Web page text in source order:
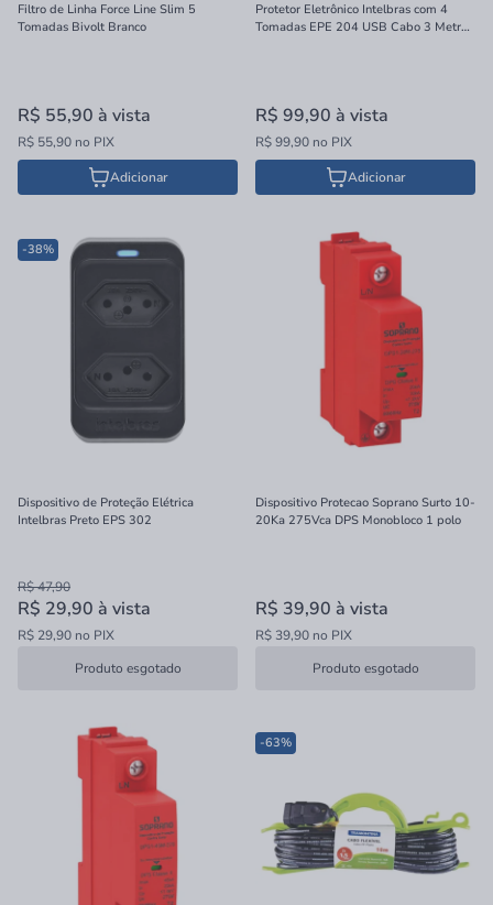
Filtro de Linha Force Line Slim 5
Tomadas Bivolt Branco
R$ 55,90 à vista
R$ 55,90 no PIX
Adicionar
Protetor Eletrônico Intelbras com 4
Tomadas EPE 204 USB Cabo 3 Metros
R$ 99,90 à vista
R$ 99,90 no PIX
Adicionar
-38%
Dispositivo de Proteção Elétrica
Intelbras Preto EPS 302
R$ 47,90
R$ 29,90 à vista
R$ 29,90 no PIX
Produto esgotado
Dispositivo Protecao Soprano Surto 10-
20Ka 275Vca DPS Monobloco 1 polo
R$ 39,90 à vista
R$ 39,90 no PIX
Produto esgotado
-63%